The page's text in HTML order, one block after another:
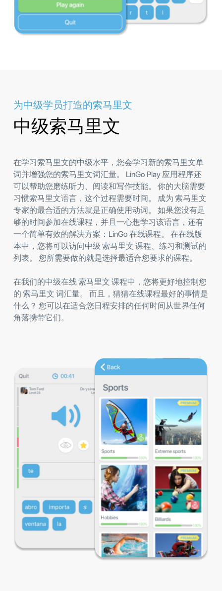
为中级学员打造的索马里文
中级索马里文
在学习索马里文的中级水平，您会学习新的索马里文单
词并增强您的索马里文词汇量。 LinGo Play 应用程序还
可以帮助您磨练听力、阅读和写作技能。 你的大脑需要
习惯索马里文语言，这个过程需要时间。 成为 索马里文
专家的最合适的方法就是正确使用动词。 如果您没有足
够的时间参加在线课程，并且一心想学习该语言，还有
一个简单有效的解决方案：LinGo 在线课程。 在在线版
本中，您将可以访问中级 索马里文 课程、练习和测试的
列表。 您所需要做的就是选择最适合您要求的课程。
在我们的中级在线 索马里文 课程中，您将更好地控制您
的 索马里文 词汇量。 而且，猜猜在线课程最好的事情是
什么？ 您可以在适合您日程安排的任何时间从世界任何
角落携带它们。